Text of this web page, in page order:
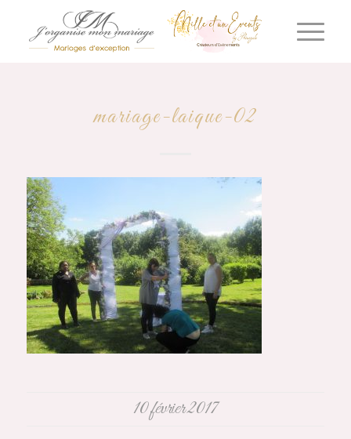
mariage-laique-02
10 février 2017